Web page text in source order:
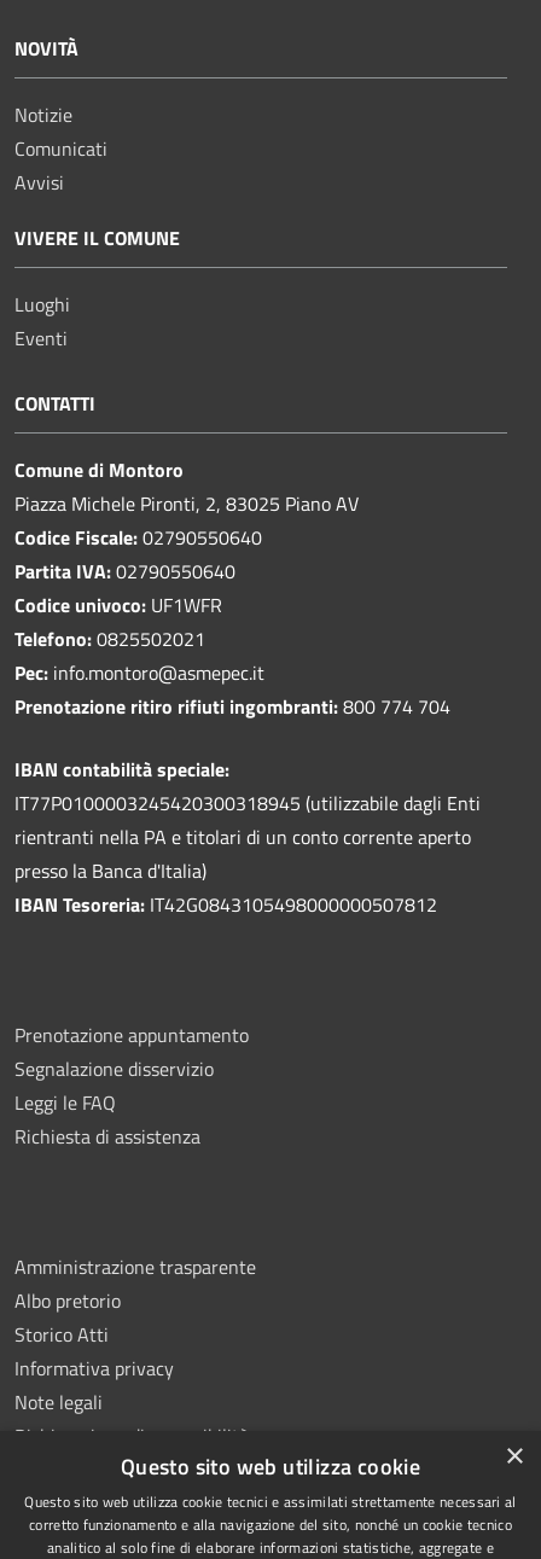
NOVITÀ
Notizie
Comunicati
Avvisi
VIVERE IL COMUNE
Luoghi
Eventi
CONTATTI
Comune di Montoro
Piazza Michele Pironti, 2, 83025 Piano AV
Codice Fiscale:02790550640
Partita IVA:02790550640
Codice univoco: UF1WFR
Telefono:0825502021
Pec: info.montoro@asmepec.it
Prenotazione ritiro rifiuti ingombranti:800 774 704
IBAN contabilità speciale:
IT77P0100003245420300318945 (utilizzabile dagli Enti
rientranti nella PA e titolari di un conto corrente aperto
presso la Banca d'Italia)
IBAN Tesoreria: IT42G0843105498000000507812
Prenotazione appuntamento
Segnalazione disservizio
Leggi le FAQ
Richiesta di assistenza
Amministrazione trasparente
Albo pretorio
Storico Atti
Informativa privacy
Note legali
Dichiarazione di accessibilità
×
Questo sito web utilizza cookie
Questo sito web utilizza cookie tecnici e assimilati strettamente necessari al
corretto funzionamento e alla navigazione del sito, nonché un cookie tecnico
analitico al solo fine di elaborare informazioni statistiche, aggregate e